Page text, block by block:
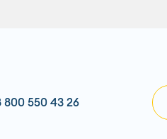
С 1 августа
800 550 43 26